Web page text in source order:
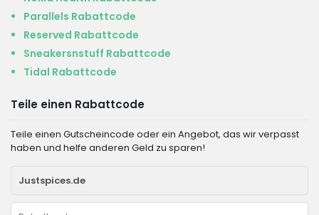
Parallels Rabattcode
Reserved Rabattcode
Sneakersnstuff Rabattcode
Tidal Rabattcode
Teile einen Rabattcode
Teile einen Gutscheincode oder ein Angebot, das wir verpasst
haben und helfe anderen Geld zu sparen!